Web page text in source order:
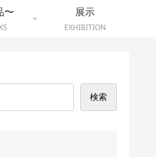
〜
展示
EXHIBITION
検索